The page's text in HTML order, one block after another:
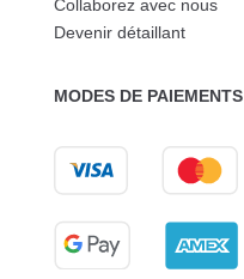
Collaborez avec nous
Devenir détaillant
MODES DE PAIEMENTS